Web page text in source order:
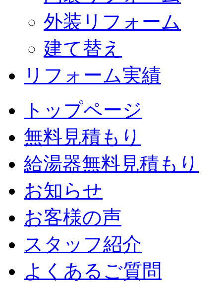
外装リフォーム
建て替え
リフォーム実績
トップページ
無料見積もり
給湯器無料見積もり
お知らせ
お客様の声
スタッフ紹介
よくあるご質問